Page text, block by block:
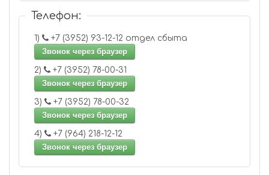
Телефон:
1)
+7 (3952) 93-12-12 отдел сбыта
Звонок через браузер
2)
+7 (3952) 78-00-31
Звонок через браузер
3)
+7 (3952) 78-00-32
Звонок через браузер
4)
+7 (964) 218-12-12
Звонок через браузер